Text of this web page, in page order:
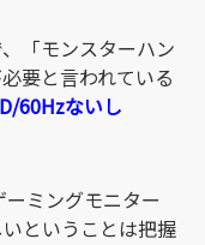
「モンスターハン
要と言われている
60Hzないし
ミングモニター
ということは把握